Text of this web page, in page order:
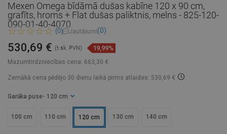
Mexen Omega bīdāmā dušas kabīne 120 x 90 cm,
grafīts, hroms + Flat dušas paliktnis, melns - 825-120-
090-01-40-4070
(0) Jautājumi(0)
Mazumtirdzniecības cena: 663,30 €
530,69 € (t.sk. PVN) 19,99%
Zemākā cena pēdējo 30 dienu laikā pirms atlaides: 530,69 €
Garāka puse - 120 cm
100 cm 110 cm 120 cm 130 cm 140 cm